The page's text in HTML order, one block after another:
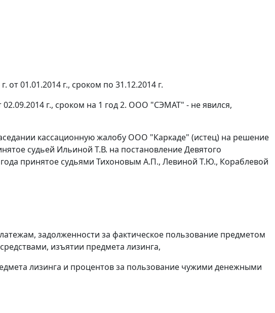
01.01.2014 г., сроком по 31.12.2014 г.
г., сроком на 1 год 2. ООО "СЭМАТ" - не явился,
кассационную жалобу ООО "Каркаде" (истец) на решение
судьей Ильиной Т.В. на постановление Девятого
принятое судьями Тихоновым А.П., Левиной Т.Ю., Кораблевой
задолженности за фактическое пользование предметом
изъятии предмета лизинга,
лизинга и процентов за пользование чужими денежными